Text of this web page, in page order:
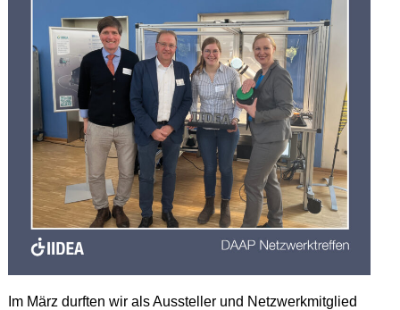
Im März durften wir als Aussteller und Netzwerkmitglied